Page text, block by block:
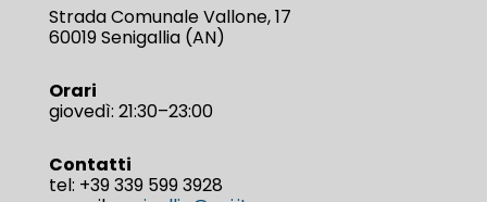
Strada Comunale Vallone, 17
60019 Senigallia (AN)
Orari
giovedì: 21:30–23:00
Contatti
tel: +39 339 599 3928